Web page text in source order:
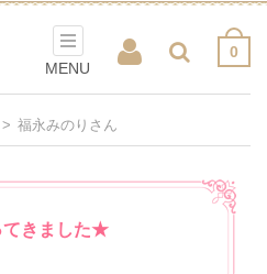
0
MENU
> 福永みのりさん
てきました★